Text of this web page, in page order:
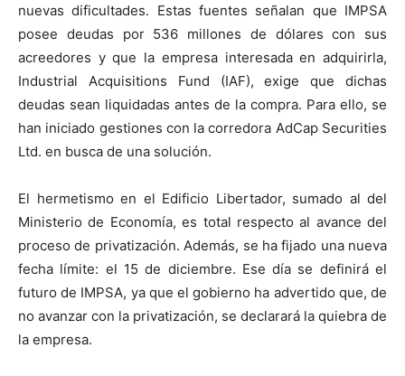
nuevas dificultades. Estas fuentes señalan que IMPSA
posee deudas por 536 millones de dólares con sus
acreedores y que la empresa interesada en adquirirla,
Industrial Acquisitions Fund (IAF), exige que dichas
deudas sean liquidadas antes de la compra. Para ello, se
han iniciado gestiones con la corredora AdCap Securities
Ltd. en busca de una solución.
El hermetismo en el Edificio Libertador, sumado al del
Ministerio de Economía, es total respecto al avance del
proceso de privatización. Además, se ha fijado una nueva
fecha límite: el 15 de diciembre. Ese día se definirá el
futuro de IMPSA, ya que el gobierno ha advertido que, de
no avanzar con la privatización, se declarará la quiebra de
la empresa.